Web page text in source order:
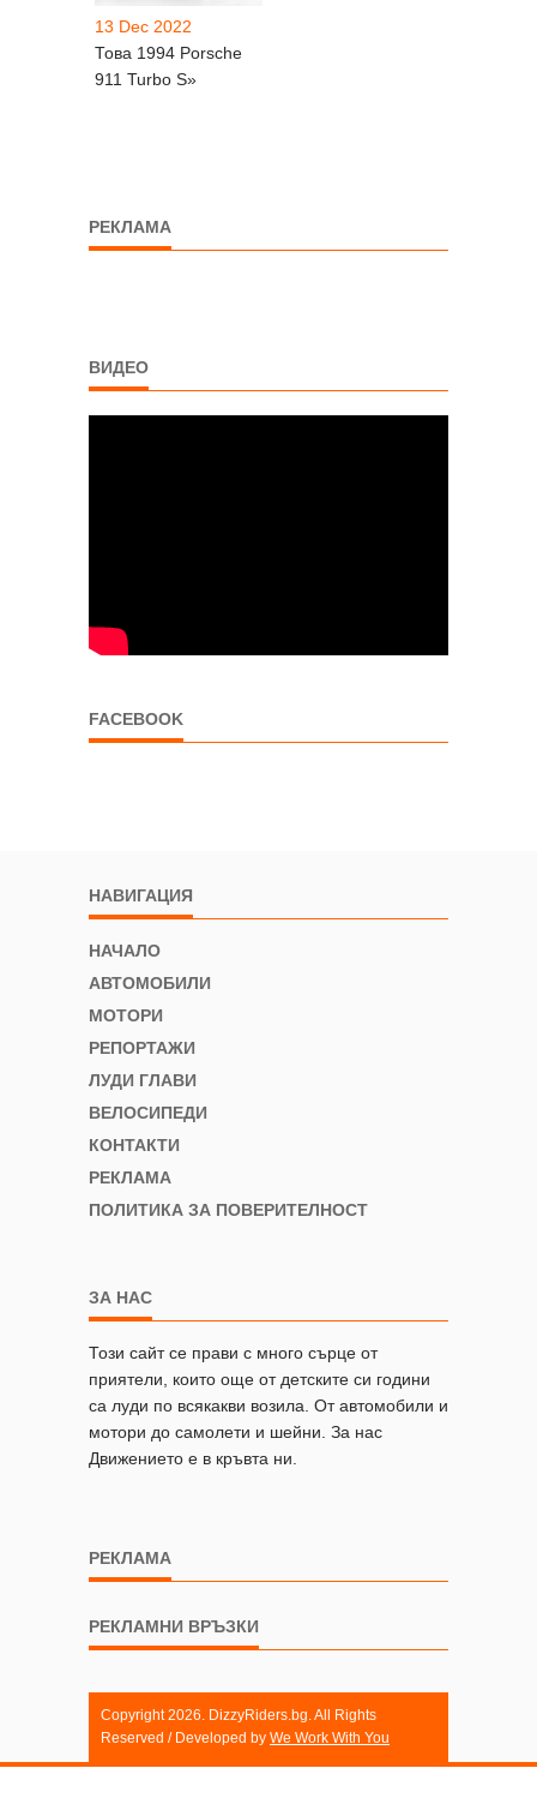
13 Dec 2022
Това 1994 Porsche
911 Turbo S»
РЕКЛАМА
ВИДЕО
FACEBOOK
НАВИГАЦИЯ
НАЧАЛО
АВТОМОБИЛИ
МОТОРИ
РЕПОРТАЖИ
ЛУДИ ГЛАВИ
ВЕЛОСИПЕДИ
КОНТАКТИ
РЕКЛАМА
ПОЛИТИКА ЗА ПОВЕРИТЕЛНОСТ
ЗА НАС
Този сайт се прави с много сърце от
приятели, които още от детските си години
са луди по всякакви возила. От автомобили и
мотори до самолети и шейни. За нас
Движението е в кръвта ни.
РЕКЛАМА
РЕКЛАМНИ ВРЪЗКИ
Copyright 2026. DizzyRiders.bg. All Rights
Reserved / Developed by We Work With You